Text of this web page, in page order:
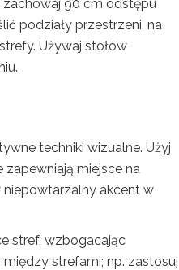
zachowaj 90 cm odstępu
podziały przestrzeni, na
Używaj stołów
techniki wizualne. Użyj
zapewniają miejsce na
niepowtarzalny akcent w
stref, wzbogacając
strefami; np. zastosuj